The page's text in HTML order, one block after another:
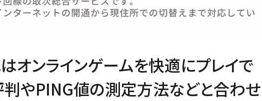
オンラインゲームを快適にプレイで
判やPING値の測定方法などと合わせ